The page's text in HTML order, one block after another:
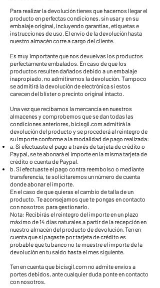
Para realizar la devolución tienes que hacernos llegar el
producto en perfectas condiciones, sin usar y en su
embalaje original, incluyendo garantías, etiquetas e
instrucciones de uso. El envío de la devolución hasta
nuestro almacén corre a cargo del cliente.
Es muy importante que nos devuelvas los productos
perfectamente embalados. En caso de que los
productos resulten dañados debido a un embalaje
inapropiado, no admitiremos la devolución. Tampoco
se admitirá la devolución de electrónica si estos
carecen del blíster o precinto original intacto.
Una vez que recibamos la mercancía en nuestros
almacenes y comprobemos que se dan todas las
condiciones anteriores, bicisgil.com admitirá la
devolución del producto y se procederá al reintegro de
su importe conforme a la modalidad de pago realizada:
a. Si efectuaste el pago a través de tarjeta de crédito o
Paypal, se te abonará el importe en la misma tarjeta de
crédito o cuenta de Paypal.
b. Si efectuaste el pago contra reembolso o mediante
transferencia, te solicitaremos un número de cuenta
donde abonar el importe.
En el caso de que quieras el cambio de talla de un
producto. Te aconsejamos que te pongas en contacto
con nosotros para gestionarlo.
Nota: Recibirás el reintegro del importe en un plazo
máximo de 14 días naturales a partir de la recepción en
nuestro almacén del producto de devolución. Ten en
cuenta que si pagaste por tarjeta de crédito es
probable que tu banco no te muestre el importe de la
devolución en tu saldo hasta el mes siguiente.
Ten en cuenta que bicisgil.com no admite envíos a
portes debidos, ante cualquier duda ponte en contacto
con nosotros.